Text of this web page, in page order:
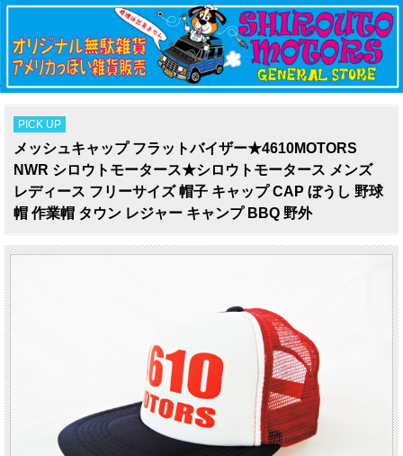
PICK UP
メッシュキャップ フラットバイザー★4610MOTORS
NWR シロウトモータース★シロウトモータース メンズ
レディース フリーサイズ 帽子 キャップ CAP ぼうし 野球
帽 作業帽 タウン レジャー キャンプ BBQ 野外